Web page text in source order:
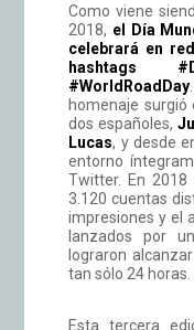
Como viene
2018, el Día
celebrará en
hashtags
#WorldRoadDay
homenaje surgió
dos españoles,
Lucas, y desde
entorno
Twitter.
En
3.120 cuentas
impresiones y el
lanzados por
lograron
tan sólo 24 horas.
Esta tercera